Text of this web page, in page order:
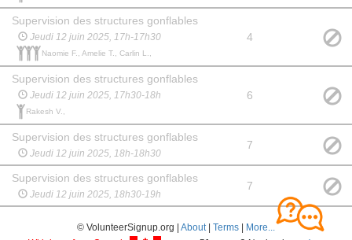
Supervision des structures gonflables
Jeudi 12 juin 2025, 17h-17h30
Naomie F., Amelie T., Carlin L.,
4
Supervision des structures gonflables
Jeudi 12 juin 2025, 17h30-18h
Rakesh V.,
6
Supervision des structures gonflables
Jeudi 12 juin 2025, 18h-18h30
7
Supervision des structures gonflables
Jeudi 12 juin 2025, 18h30-19h
7
© VolunteerSignup.org | About| Terms
More...